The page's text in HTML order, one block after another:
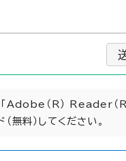
Adobe（R） Reader（R
無料）してください。